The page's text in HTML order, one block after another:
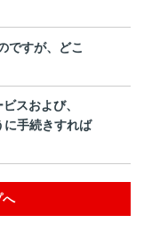
ですが、どこ
スおよび、
に手続きすれば
へ